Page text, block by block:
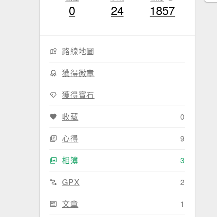
0 24 1857
路線地圖
獲得徽章
獲得寶石
收藏
0
心得
9
相簿
3
GPX
2
文章
1